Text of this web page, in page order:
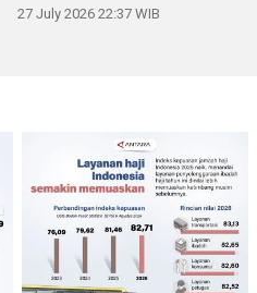
27 July 2026 22:37 WIB